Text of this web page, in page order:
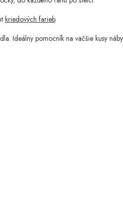
kriedových farieb.
Ideálny pomocník na väčšie kusy